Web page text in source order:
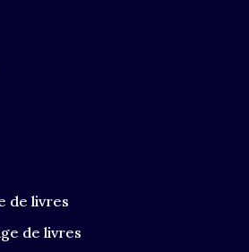
de livres
de livres